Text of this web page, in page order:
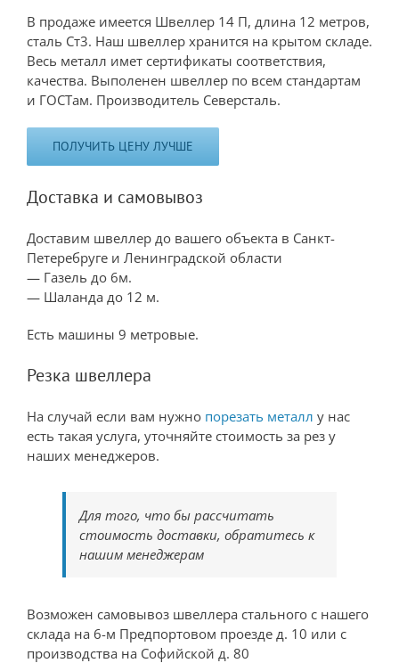
В продаже имеется Швеллер 14 П, длина 12 метров,
сталь Ст3. Наш швеллер хранится на крытом складе.
Весь металл имет сертификаты соответствия,
качества. Выполенен швеллер по всем стандартам
и ГОСТам. Производитель Северсталь.
ПОЛУЧИТЬ ЦЕНУ ЛУЧШЕ
Доставка и самовывоз
Доставим швеллер до вашего объекта в Санкт-
Петеребруге и Ленинградской области
— Газель до 6м.
— Шаланда до 12 м.
Есть машины 9 метровые.
Резка швеллера
На случай если вам нужно порезать металл у нас
есть такая услуга, уточняйте стоимость за рез у
наших менеджеров.
Для того, что бы рассчитать
стоимость доставки, обратитесь к
нашим менеджерам
Возможен самовывоз швеллера стального с нашего
склада на 6-м Предпортовом проезде д. 10 или с
производства на Софийской д. 80